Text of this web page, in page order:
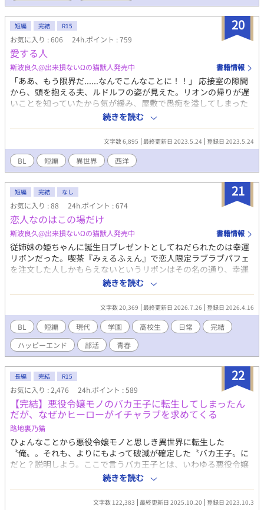
20
短編 完結 R15
お気に入り : 606 24h.ポイント : 759
愛する人
斯波良久@出来損ないΩの猫獣人発売中 書籍情報
「ああ、もう限界だ......なんでこんなことに！！」 応接室の隙間
から、頭を抱える夫、ルドルフの姿が見えた。リオンの帰りが遅
いことを知っていたから気が緩み、屋敷で愚痴を溢してしまった
のだろう。 三年前、ルドルフの家からの申し出により、リオンは
彼と政略的な婚姻関係を結んだ。けれどルドルフには愛する男性
がいたのだ。 『限界』という言葉に悩んだリオンはやがてひとつ
の決断をする。
続きを読む
文字数 6,895 最終更新日 2023.5.24 登録日 2023.5.24
BL 短編 異世界 西洋
21
短編 完結 なし
お気に入り : 88 24h.ポイント : 674
恋人なのはこの場だけ
斯波良久@出来損ないΩの猫獣人発売中 書籍情報
従姉妹の姫ちゃんに誕生日プレゼントとしてねだられたのは幸運
リボンだった。喫茶『みぇるふぇん』で恋人限定ラブラブパフェ
を注文した人しかもらえないというリボンはその名の通り、幸運
をもたらしてくれるらしい。姫ちゃんが見せてくれたSNSの検索
画面にはいくつものご利益コメントが載せられていた。てっきり
姫ちゃんと行くのだとばかり思っていたのだが、二組の隼人君と
行くように伝えてきて――。
続きを読む
文字数 20,369 最終更新日 2026.7.26 登録日 2026.4.16
BL 短編 現代 学園 高校生 日常
完結
ハッピーエンド
部活 青春
22
長編 完結 R15
お気に入り : 2,476 24h.ポイント : 589
【完結】悪役令嬢モノのバカ王子に転生してしまったん
だが、なぜかヒーローがイチャラブを求めてくる
路地裏乃猫
ひょんなことから悪役令嬢モノと思しき異世界に転生した
〝俺〟。それも、よりにもよって破滅が確定した〝バカ王子〟に
だと？説明しよう。ここで言うバカ王子とは、いわゆる悪役令嬢
モノで冒頭から理不尽な婚約破棄を主人公に告げ、最後はざまぁ
要素によって何やかんやと破滅させられる例のアンポンタンのこ
とであり――とにかく、俺はこの異世界でそのバカ王子として生
続きを読む
文字数 122,383 最終更新日 2025.10.20 登録日 2023.10.3